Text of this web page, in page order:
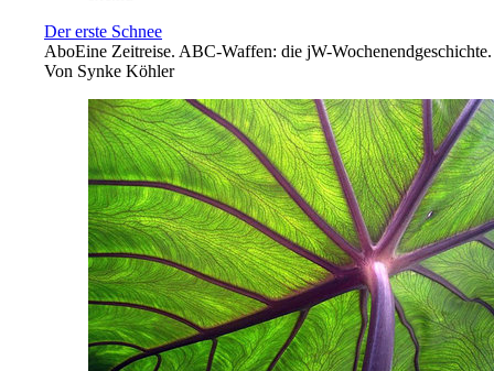
Der erste Schnee
AboEine Zeitreise. ABC-Waffen: die jW-Wochenendgeschichte.
Von Synke Köhler